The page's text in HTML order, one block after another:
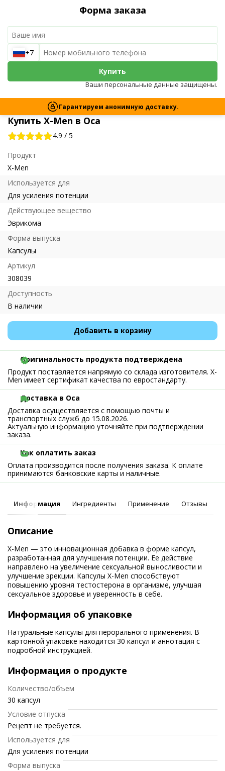
Купить X-Men в Оса
4.9 / 5
Продукт
X-Men
Используется для
Для усиления потенции
Действующее вещество
Эврикома
Форма выпуска
Капсулы
Артикул
308039
Доступность
В наличии
Добавить в корзину
Форма заказа
+7
Купить
Ваши персональные данные защищены.
Гарантируем анонимную доставку.
Оригинальность продукта подтверждена
Продукт поставляется напрямую со склада изготовителя. X-
Men имеет сертификат качества по евростандарту.
Доставка в Оса
Доставка осуществляется с помощью почты и
транспортных служб до 15.08.2026.
Актуальную информацию уточняйте при подтверждении
заказа.
Как оплатить заказ
Оплата производится после получения заказа. К оплате
принимаются банковские карты и наличные.
Информация Ингредиенты Применение Отзывы
Описание
X-Men — это инновационная добавка в форме капсул,
разработанная для улучшения потенции. Ее действие
направлено на увеличение сексуальной выносливости и
улучшение эрекции. Капсулы X-Men способствуют
повышению уровня тестостерона в организме, улучшая
сексуальное здоровье и уверенность в себе.
Информация об упаковке
Натуральные капсулы для перорального применения. В
картонной упаковке находится 30 капсул и аннотация с
подробной инструкцией.
Информация о продукте
Количество/объем
30 капсул
Условие отпуска
Рецепт не требуется.
Используется для
Для усиления потенции
Форма выпуска